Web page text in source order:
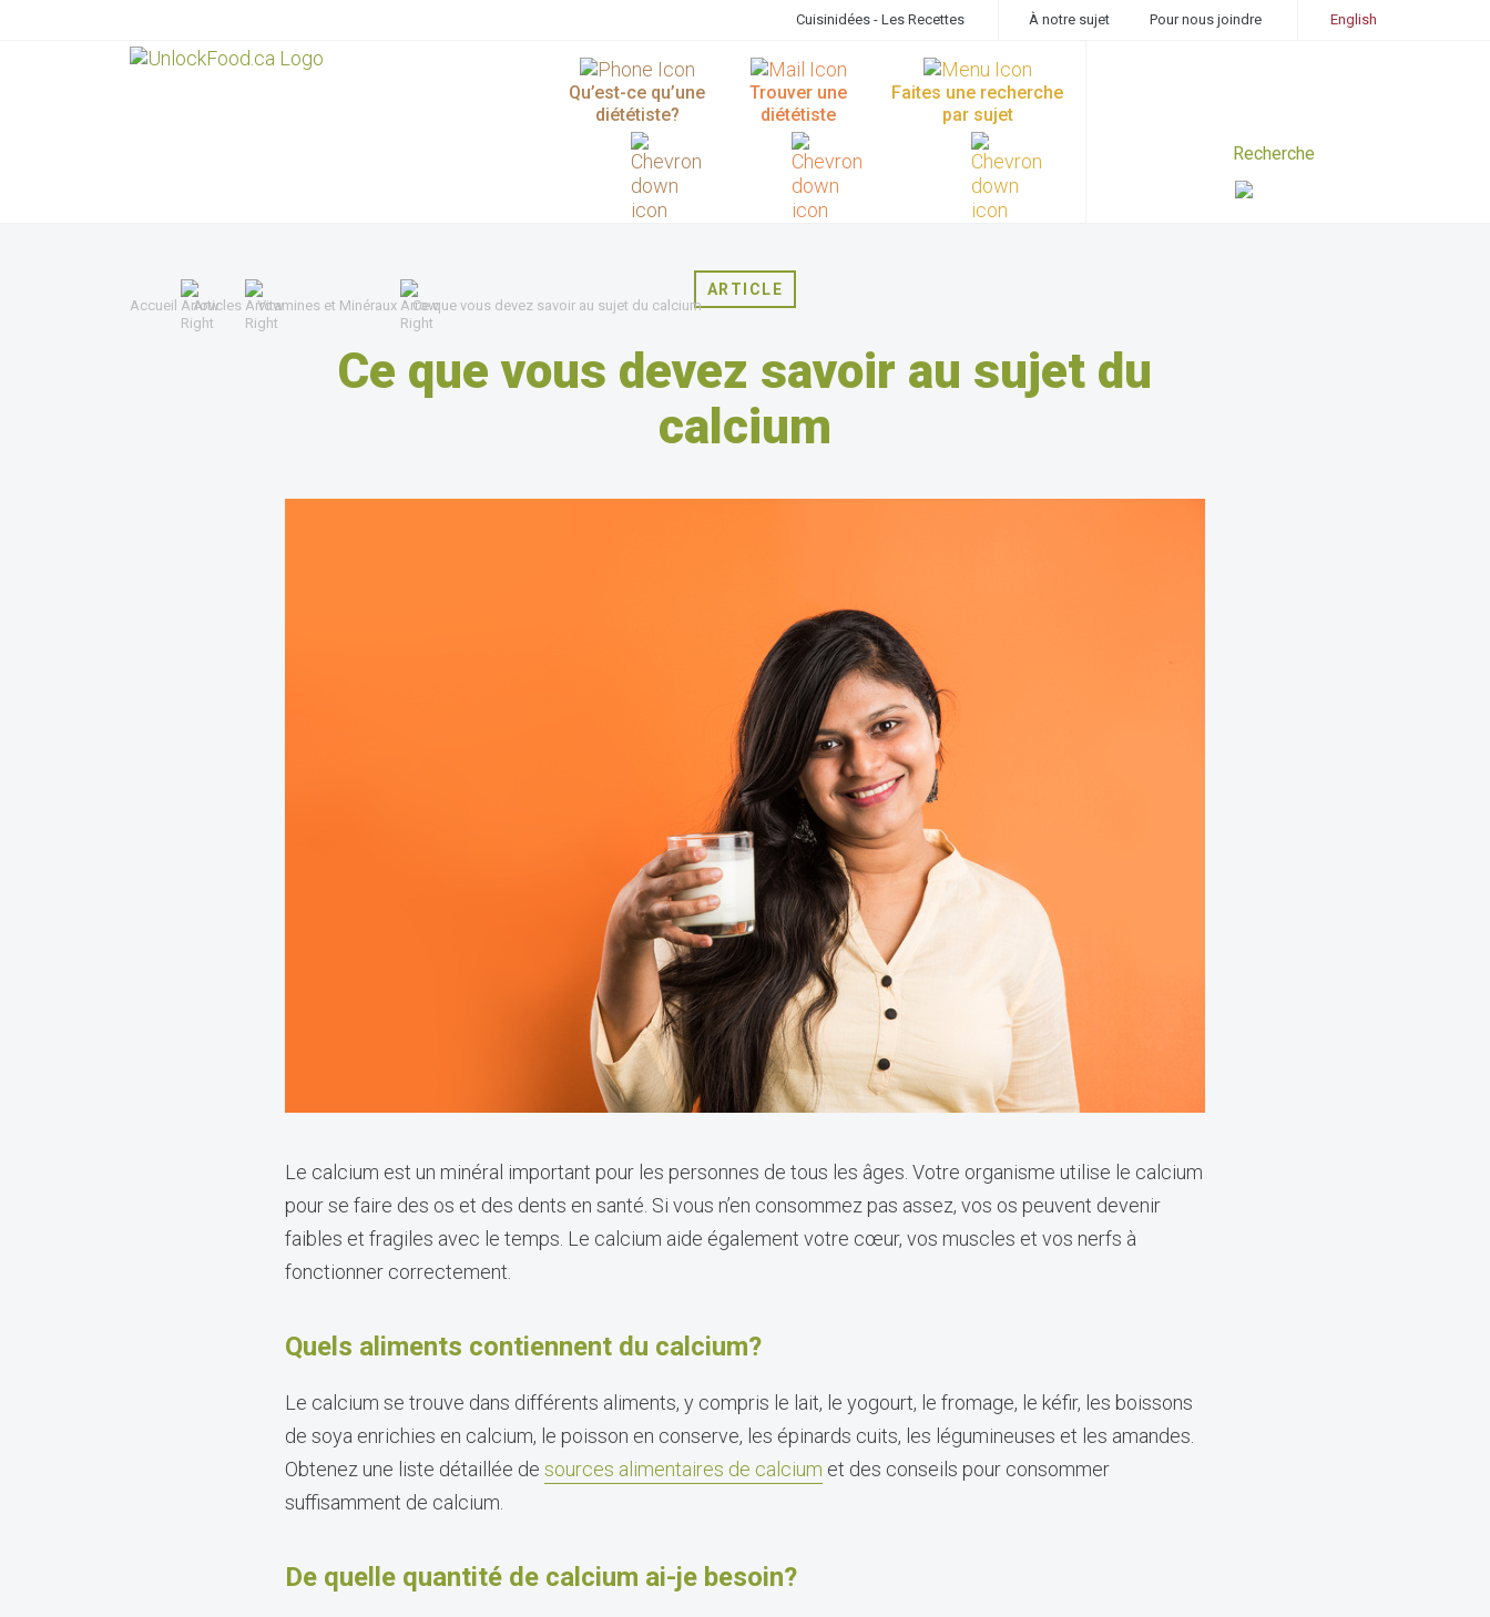
Cuisinidées - Les Recettes À notre sujet Pour nous joindre English
Qu’est-ce qu’une
diététiste?
Trouver une
diététiste
Faites une recherche
par sujet
Accueil Articles Vitamines et Minéraux Ce que vous devez savoir au sujet du calcium
ARTICLE
Ce que vous devez savoir au sujet du
calcium
Le calcium est un minéral important pour les personnes de tous les âges. Votre organisme utilise le calcium
pour se faire des os et des dents en santé. Si vous n’en consommez pas assez, vos os peuvent devenir
faibles et fragiles avec le temps. Le calcium aide également votre cœur, vos muscles et vos nerfs à
fonctionner correctement.
Quels aliments contiennent du calcium?
Le calcium se trouve dans différents aliments, y compris le lait, le yogourt, le fromage, le kéfir, les boissons
de soya enrichies en calcium, le poisson en conserve, les épinards cuits, les légumineuses et les amandes.
Obtenez une liste détaillée de sources alimentaires de calcium et des conseils pour consommer
suffisamment de calcium.
De quelle quantité de calcium ai-je besoin?